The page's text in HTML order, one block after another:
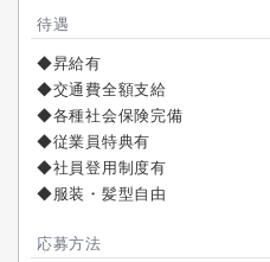
待遇
◆昇給有
◆交通費全額支給
◆各種社会保険完備
◆従業員特典有
◆社員登用制度有
◆服装・髪型自由
応募方法